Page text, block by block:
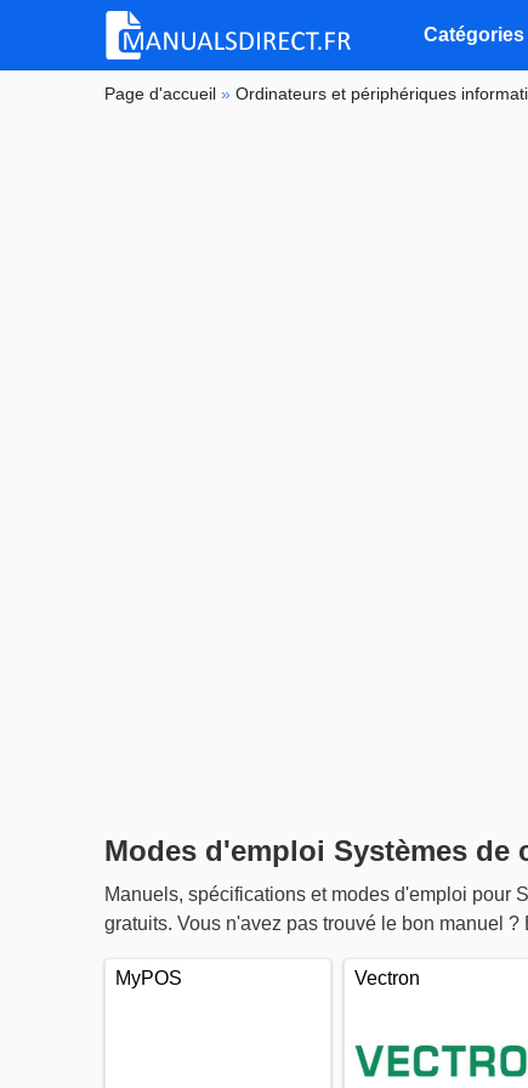
Catégories
Page d'accueil »Ordinateurs et périphériques
Modes d'emploi Systèmes de
Manuels, spécifications et modes d'emploi pour
gratuits. Vous n'avez pas trouvé le bon manuel
MyPOS Vectron